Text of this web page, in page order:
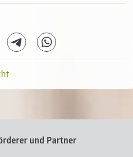
und Partner